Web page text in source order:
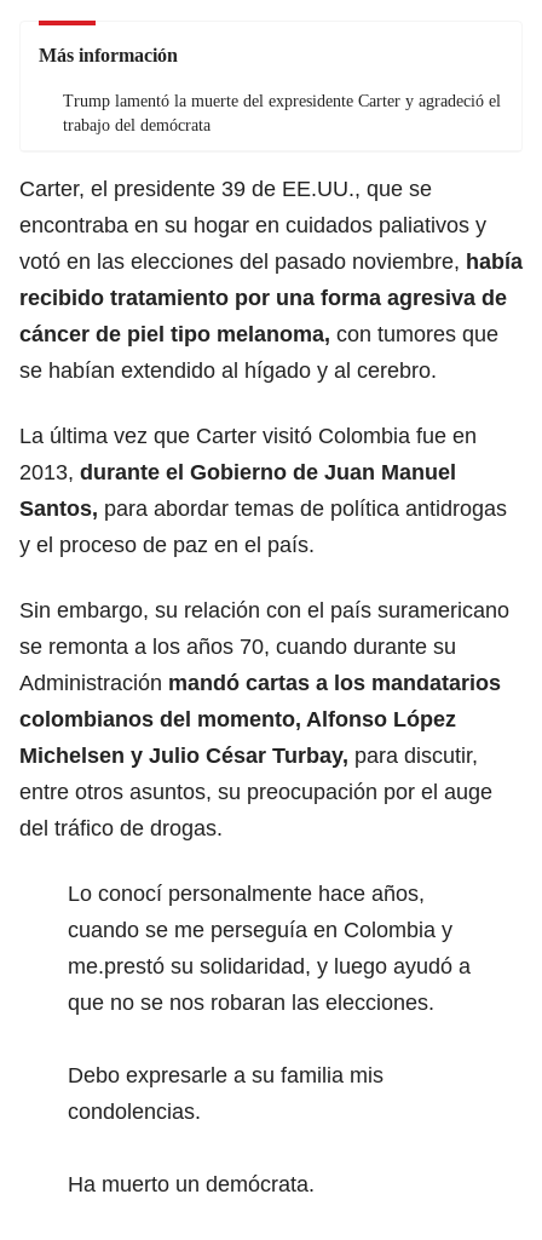
Más información
Trump lamentó la muerte del expresidente Carter y agradeció el
trabajo del demócrata
Carter, el presidente 39 de EE.UU., que se
encontraba en su hogar en cuidados paliativos y
votó en las elecciones del pasado noviembre, había
recibido tratamiento por una forma agresiva de
cáncer de piel tipo melanoma, con tumores que
se habían extendido al hígado y al cerebro.
La última vez que Carter visitó Colombia fue en
2013, durante el Gobierno de Juan Manuel
Santos, para abordar temas de política antidrogas
y el proceso de paz en el país.
Sin embargo, su relación con el país suramericano
se remonta a los años 70, cuando durante su
Administración mandó cartas a los mandatarios
colombianos del momento, Alfonso López
Michelsen y Julio César Turbay, para discutir,
entre otros asuntos, su preocupación por el auge
del tráfico de drogas.
Lo conocí personalmente hace años,
cuando se me perseguía en Colombia y
me.prestó su solidaridad, y luego ayudó a
que no se nos robaran las elecciones.
Debo expresarle a su familia mis
condolencias.
Ha muerto un demócrata.